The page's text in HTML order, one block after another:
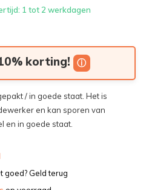
1 tot 2 werkdagen
korting! ⓘ
/ in goede staat. Het is
en kan sporen van
en in goede staat.
goed? Geld terug